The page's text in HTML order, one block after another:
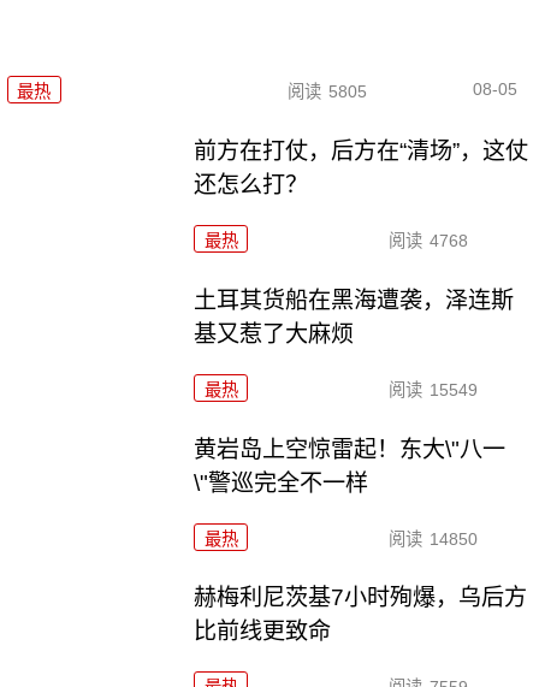
最热 阅读 5805 08-05
前方在打仗，后方在“清场”，这仗
还怎么打？
最热 阅读 4768
土耳其货船在黑海遭袭，泽连斯
基又惹了大麻烦
最热 阅读 15549
黄岩岛上空惊雷起！东大\"八一
\"警巡完全不一样
最热 阅读 14850
赫梅利尼茨基7小时殉爆，乌后方
比前线更致命